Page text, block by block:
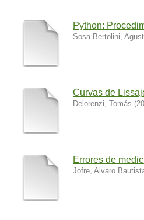
Python:
Sosa Bertolini,
Curvas de
Delorenzi, Tomás (
Errores de
Jofre, Alvaro